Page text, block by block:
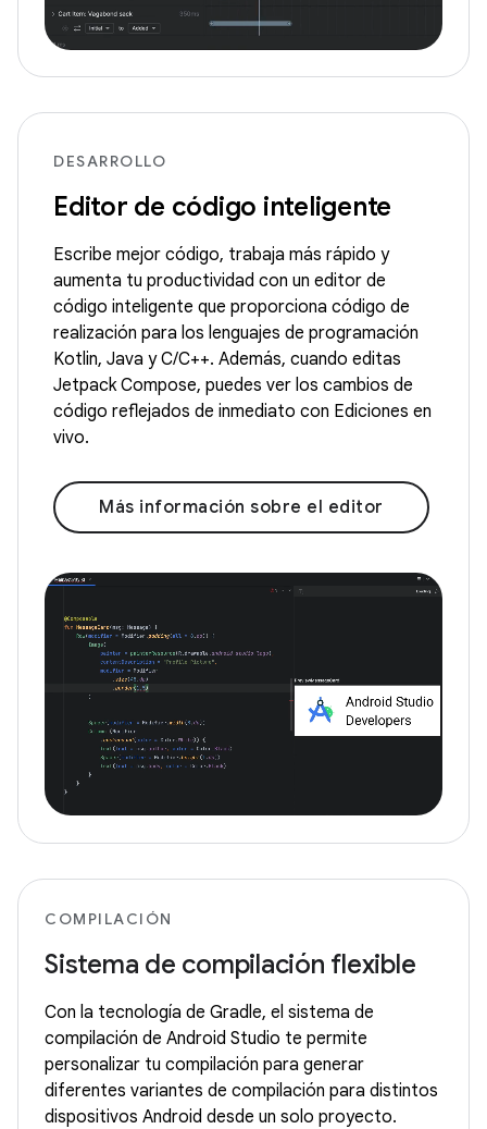
DESARROLLO
Editor de código inteligente
Escribe mejor código, trabaja más rápido y
aumenta tu productividad con un editor de
código inteligente que proporciona código de
realización para los lenguajes de programación
Kotlin, Java y C/C++. Además, cuando editas
Jetpack Compose, puedes ver los cambios de
código reflejados de inmediato con Ediciones en
vivo.
Más información sobre el editor
COMPILACIÓN
Sistema de compilación flexible
Con la tecnología de Gradle, el sistema de
compilación de Android Studio te permite
personalizar tu compilación para generar
diferentes variantes de compilación para distintos
dispositivos Android desde un solo proyecto.